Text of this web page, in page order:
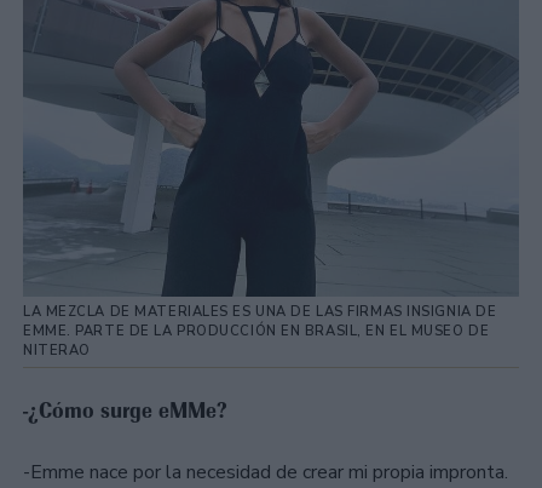
LA MEZCLA DE MATERIALES ES UNA DE LAS FIRMAS INSIGNIA DE
EMME. PARTE DE LA PRODUCCIÓN EN BRASIL, EN EL MUSEO DE
NITERAO
-¿Cómo surge eMMe?
-Emme nace por la necesidad de crear mi propia impronta.